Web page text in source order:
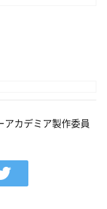
カデミア製作委員